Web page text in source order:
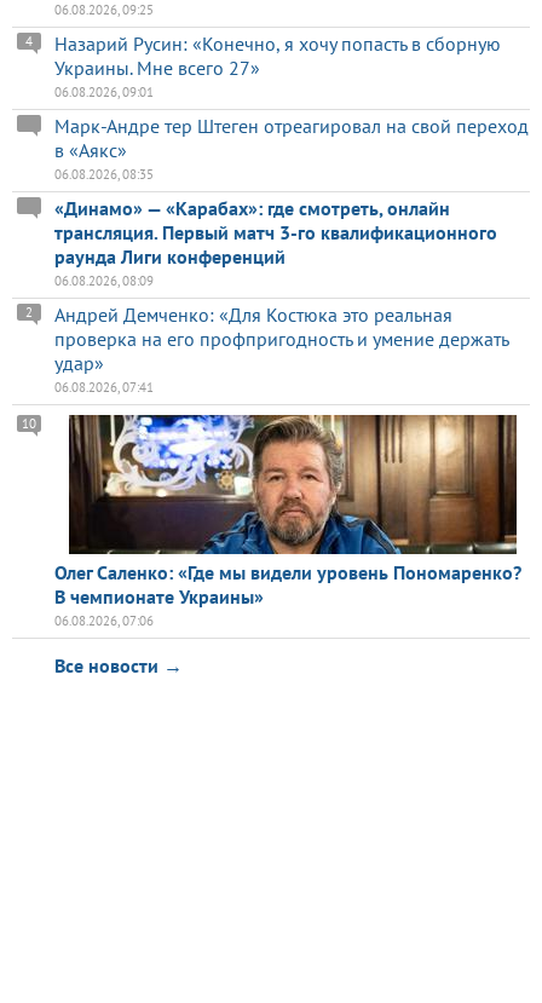
06.08.2026, 09:25
Назарий Русин: «Конечно, я хочу попасть в сборную
Украины. Мне всего 27»
4
06.08.2026, 09:01
Марк-Андре тер Штеген отреагировал на свой переход
в «Аякс»
06.08.2026, 08:35
«Динамо» — «Карабах»: где смотреть, онлайн
трансляция. Первый матч 3-го квалификационного
раунда Лиги конференций
06.08.2026, 08:09
Андрей Демченко: «Для Костюка это реальная
проверка на его профпригодность и умение держать
удар»
2
06.08.2026, 07:41
Олег Саленко: «Где мы видели уровень Пономаренко?
В чемпионате Украины»
10
06.08.2026, 07:06
Все новости →